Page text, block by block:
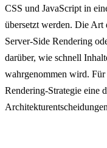
CSS und JavaScript in
übersetzt werden. Die Art
Server-Side Rendering
darüber, wie schnell
wahrgenommen wird.
Rendering-Strategie eine